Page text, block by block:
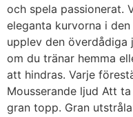
och spela passionerat.
eleganta kurvorna i
upplev den överdådiga
om du tränar hemma
att hindras. Varje
Mousserande ljud Att
gran topp. Gran